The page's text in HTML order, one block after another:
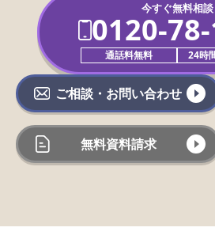
今すぐ無料相談
0120-
通話料無料 24時
ご相談・お問い合わせ
無料資料請求